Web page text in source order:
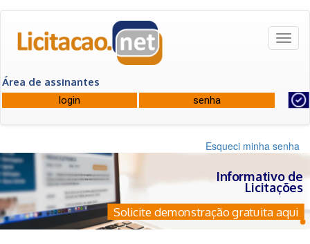
Área de assinantes
Esqueci minha senha
Informativo de
Licitações
Solicite demonstração gratuita aqui